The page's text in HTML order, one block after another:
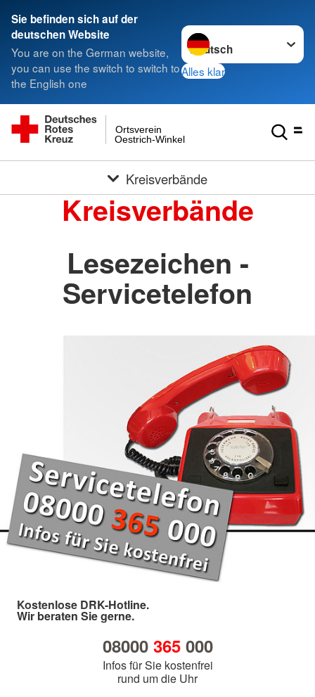
Sie befinden sich auf der
deutschen Website
You are on the German website,
you can use the switch to switch to
the English one
Sprache wechseln zu
Alles klar
Oestrich-Winkel
Ortsverein
Kreisverbände
Kreisverbände
Lesezeichen -
Servicetelefon
Kostenlose DRK-Hotline.
Wir beraten Sie gerne.
08000 365000
Infos für Sie kostenfrei
rund um die Uhr